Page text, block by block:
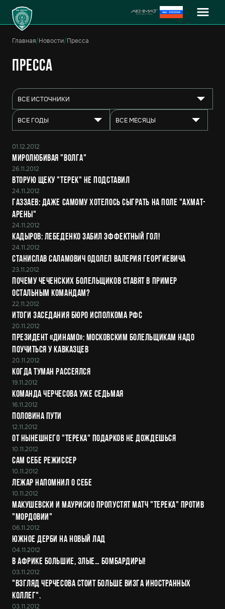
Главная/Новости/Пресса
Пресса
ВСЕ ИСТОЧНИКИ
ВСЕ ГОДЫ ВСЕ МЕСЯЦЫ
01.12.2012
Миролюбивая "Волга"
26.11.2012
Вторую щеку "Терек" не подставил
24.11.2012
Газзаев: даже самому хотелось сыграть на поле "Ахмат-
Арены"
24.11.2012
Кадыров: Лебеденко забил эффектный гол!
24.11.2012
Станислав Саламович одолел Валерия Георгиевича
23.11.2012
Почему чеченских болельщиков ставят в пример
остальным командам?
22.11.2012
Итоги заседания Бюро Исполкома РФС
20.11.2012
Президент «Динамо»: Московским болельщикам надо
поучиться у кавказцев
20.11.2012
Когда туман рассеялся
19.11.2012
Команда Черчесова уже седьмая
16.11.2012
Половина пути
12.11.2012
От нынешнего "Терека" подарков не дождешься
10.11.2012
Сам себе режиссер
10.11.2012
Лежар напомнил о себе
10.11.2012
Макушевски и Маурисио пропустят матч "Терека" против
"Мордовии"
06.11.2012
Южное дерби на новый лад
04.11.2012
В Африке большие, злые… бомбардиры!
03.11.2012
"Взгляд Черчесова стоит больше визга иностранных
коллег".
03.11.2012